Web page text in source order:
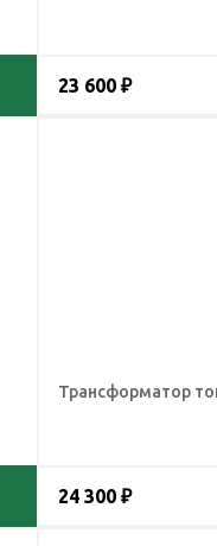
23 600 ₽
Трансформатор
24 300 ₽